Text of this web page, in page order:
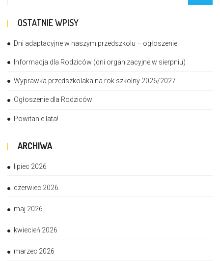
OSTATNIE WPISY
Dni adaptacyjne w naszym przedszkolu – ogłoszenie
Informacja dla Rodziców (dni organizacyjne w sierpniu)
Wyprawka przedszkolaka na rok szkolny 2026/2027
Ogłoszenie dla Rodziców
Powitanie lata!
ARCHIWA
lipiec 2026
czerwiec 2026
maj 2026
kwiecień 2026
marzec 2026